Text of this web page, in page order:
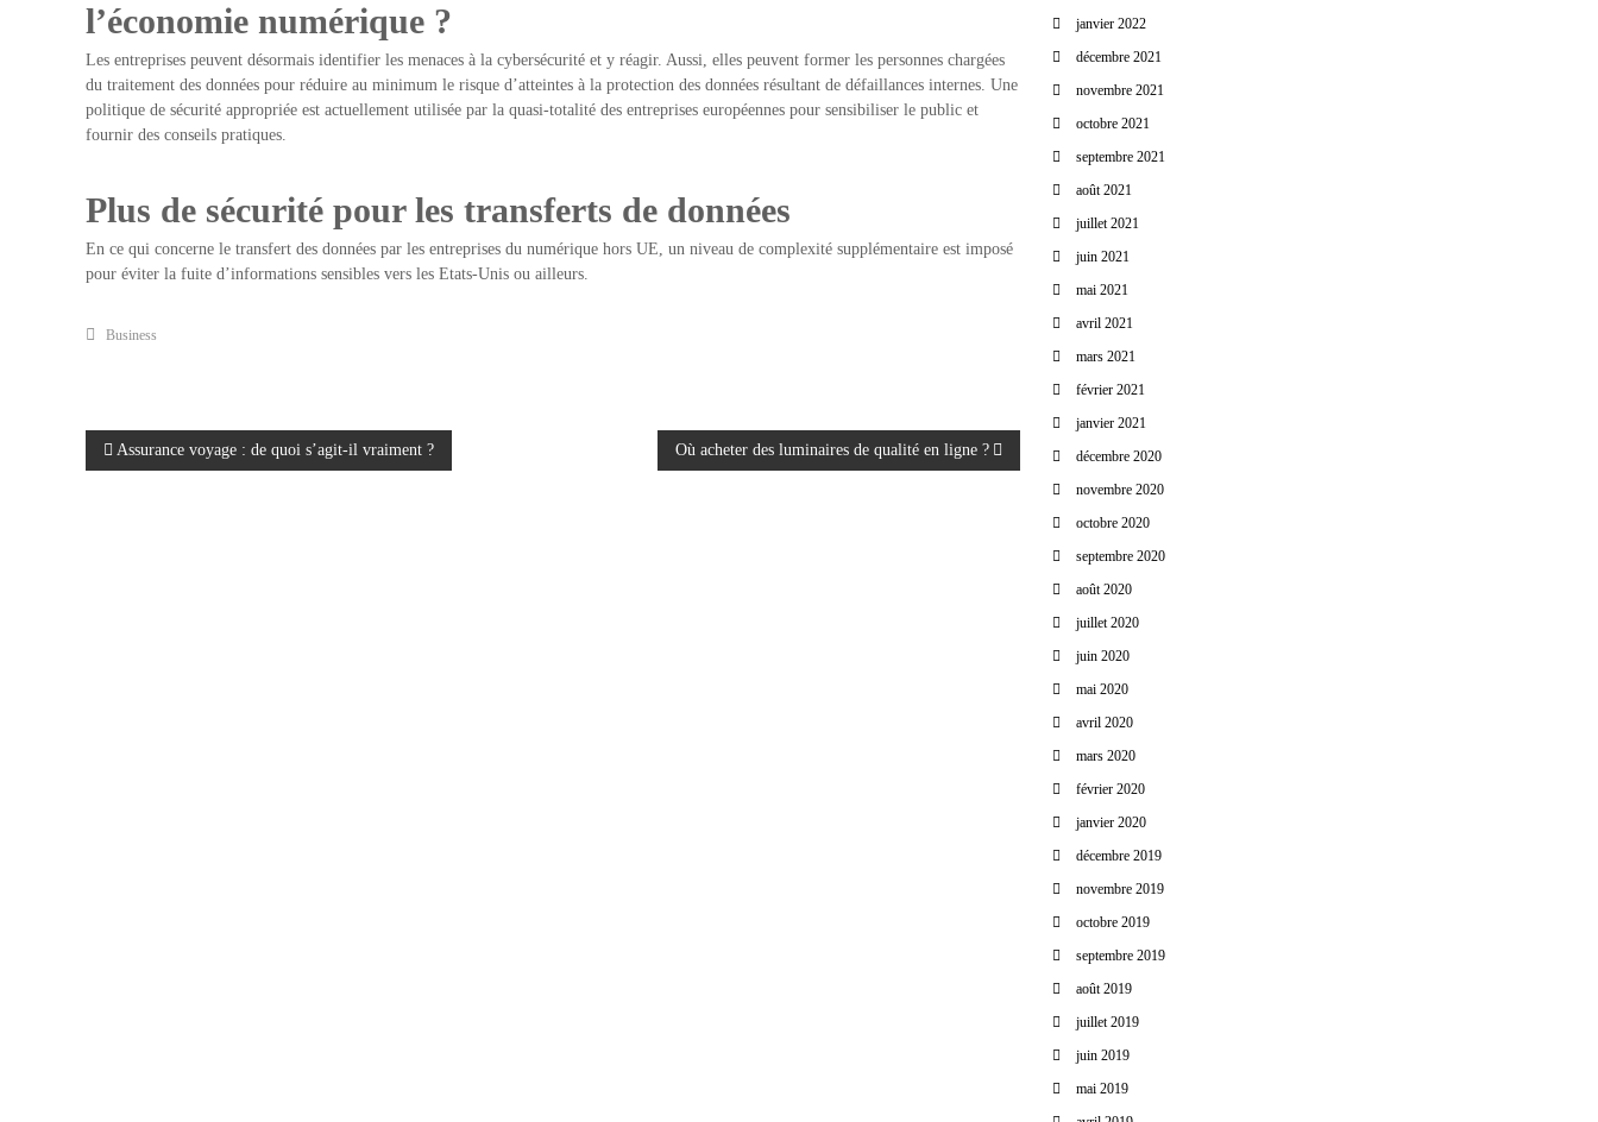
l’économie numérique ?
Les entreprises peuvent désormais identifier les menaces à la cybersécurité et y réagir. Aussi, elles peuvent former les personnes chargées
du traitement des données pour réduire au minimum le risque d’atteintes à la protection des données résultant de défaillances internes. Une
politique de sécurité appropriée est actuellement utilisée par la quasi-totalité des entreprises européennes pour sensibiliser le public et
fournir des conseils pratiques.
Plus de sécurité pour les transferts de données
En ce qui concerne le transfert des données par les entreprises du numérique hors UE, un niveau de complexité supplémentaire est imposé
pour éviter la fuite d’informations sensibles vers les Etats-Unis ou ailleurs.
Business
N Assurance voyage : de quoi s’agit-il vraiment ? Où acheter des luminaires de qualité en ligne ?
janvier 2022
décembre 2021
novembre 2021
octobre 2021
septembre 2021
août 2021
juillet 2021
juin 2021
mai 2021
avril 2021
mars 2021
février 2021
janvier 2021
décembre 2020
novembre 2020
octobre 2020
septembre 2020
août 2020
juillet 2020
juin 2020
mai 2020
avril 2020
mars 2020
février 2020
janvier 2020
décembre 2019
novembre 2019
octobre 2019
septembre 2019
août 2019
juillet 2019
juin 2019
mai 2019